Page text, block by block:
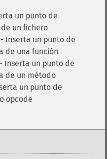
un punto de
un fichero
- Inserta un punto de
de una función
- Inserta un punto de
de un método
un punto de
opcode